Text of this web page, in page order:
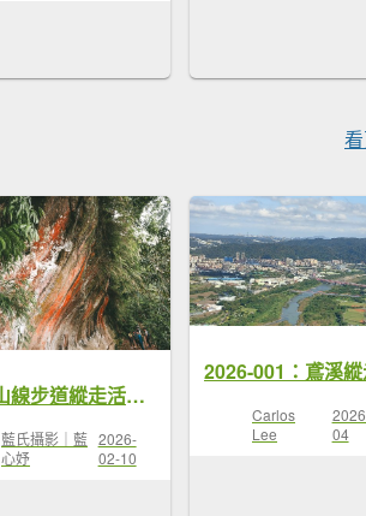
微笑山線步道縱走活動・親子達人藍白拖帶路【鳶山彩壁】三峽老街旁的登山路線｜爬山・逛老街・藍染手作一日慢旅
藍氏攝影｜藍
心妤
2026-
02-10
Carlos
Lee
04